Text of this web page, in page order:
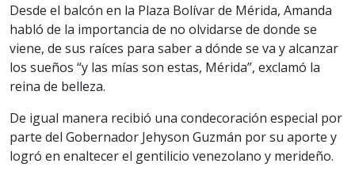
Desde el balcón en la Plaza Bolívar de Mérida, Amanda
habló de la importancia de no olvidarse de donde se
viene, de sus raíces para saber a dónde se va y alcanzar
los sueños “y las mías son estas, Mérida”, exclamó la
reina de belleza.
De igual manera recibió una condecoración especial por
parte del Gobernador Jehyson Guzmán por su aporte y
logró en enaltecer el gentilicio venezolano y merideño.